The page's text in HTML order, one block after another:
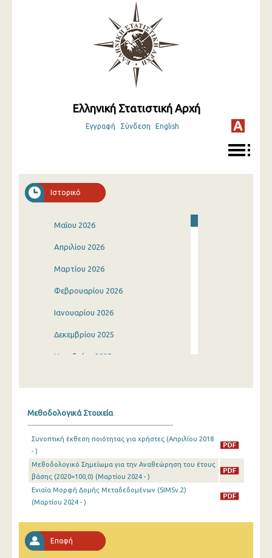
Ελληνική Στατιστική Αρχή
Εγγραφή Σύνδεση English
Ιστορικό
Μαΐου 2026
Απριλίου 2026
Μαρτίου 2026
Φεβρουαρίου 2026
Ιανουαρίου 2026
Δεκεμβρίου 2025
Νοεμβρίου 2025
Ιουλίου 2025
Ιουνίου 2025
Μαΐου 2025
Μαρτίου 2025
Φεβρουαρίου 2025
Μεθοδολογικά Στοιχεία
Συνοπτική έκθεση ποιότητας για χρήστες (Απριλίου 2018
- )
Μεθοδολογικό Σημείωμα για την Αναθεώρηση του έτους
βάσης (2020=100,0) (Μαρτίου 2024 - )
Ενιαία Μορφή Δομής Μεταδεδομένων (SIMSv.2)
(Μαρτίου 2024 - )
Επαφή